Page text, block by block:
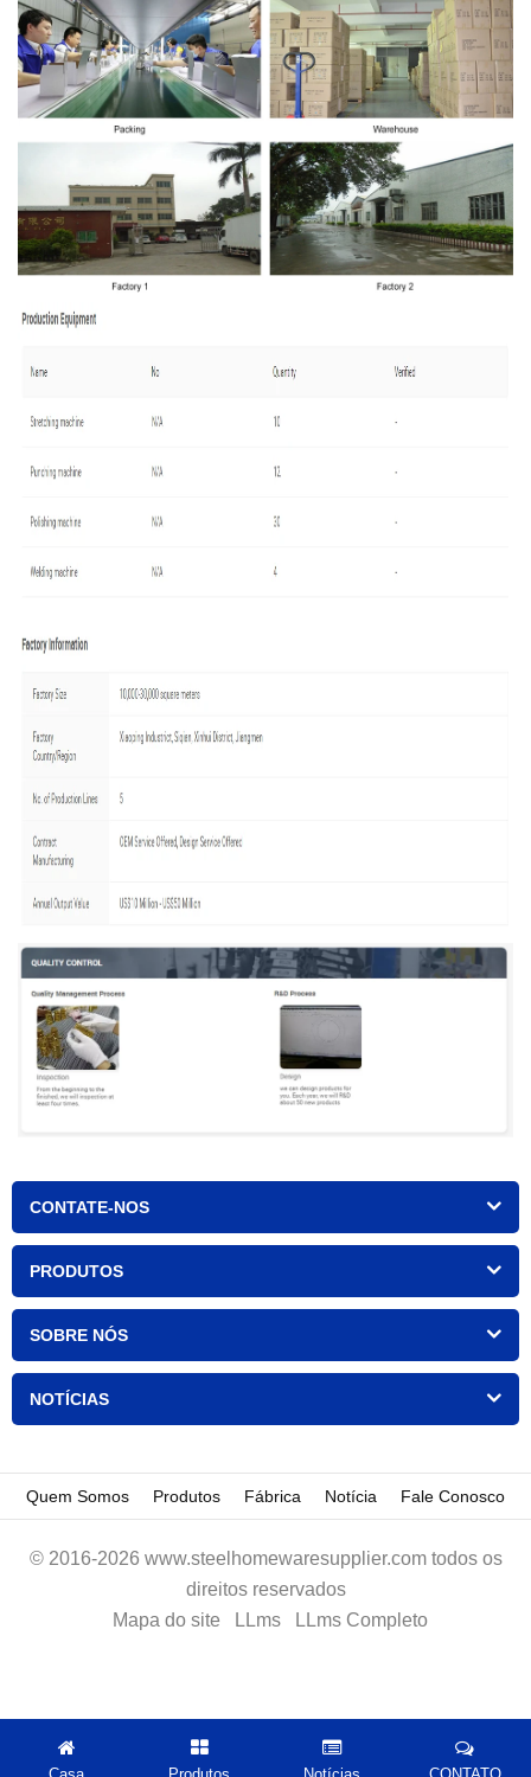
CONTATE-NOS
PRODUTOS
SOBRE NÓS
NOTÍCIAS
Quem Somos Produtos Fábrica Notícia Fale Conosco
© 2016-2026 www.steelhomewaresupplier.com todos os
direitos reservados
Mapa do site
LLms LLms Completo